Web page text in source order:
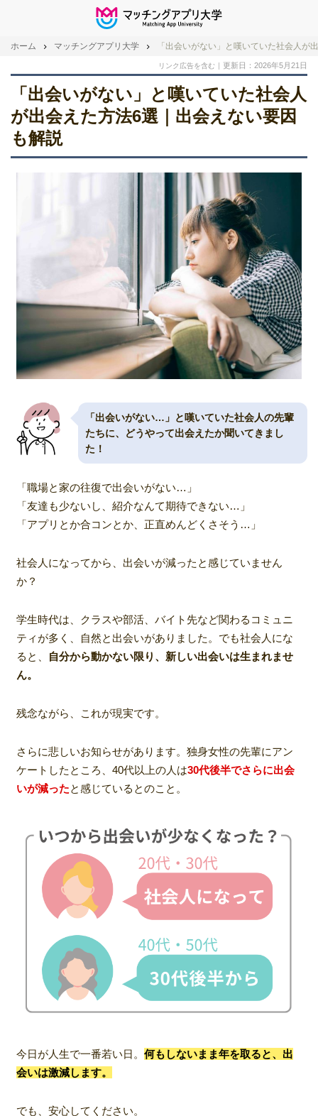
ホーム マッチングアプリ大学 「出会いがない」と嘆いていた社会人が
リンク広告を含む 更新日：2026年5月21日
「出会いがない」と嘆いていた社会人
が出会えた方法6選｜出会えない要因
も解説
「出会いがない…」と嘆いていた社会人の先輩
たちに、どうやって出会えたか聞いてきまし
た！
「職場と家の往復で出会いがない…」
「友達も少ないし、紹介なんて期待できない…」
「アプリとか合コンとか、正直めんどくさそう…」
社会人になってから、出会いが減ったと感じていません
か？
学生時代は、クラスや部活、バイト先など関わるコミュニ
ティが多く、自然と出会いがありました。でも社会人にな
ると、
自分から動かない限り、新しい出会いは生まれませ
ん。
残念ながら、これが現実です。
さらに悲しいお知らせがあります。独身女性の先輩にアン
ケートしたところ、40代以上の人は30代後半でさらに出会
いが減ったと感じているとのこと。
今日が人生で一番若い日。 何もしないまま年を取ると、出
会いは激減します。
でも、安心してください。